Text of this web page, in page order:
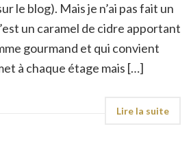
le blog). Mais je n’ai pas fait un
un caramel de cidre apportant
gourmand et qui convient
à chaque étage mais […]